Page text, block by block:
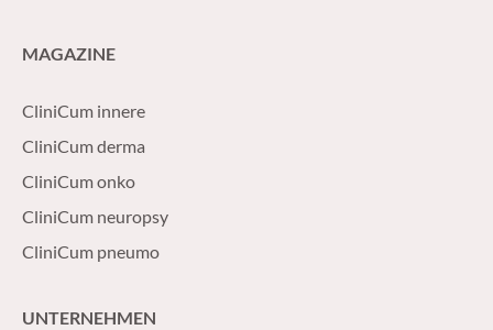
MAGAZINE
CliniCum innere
CliniCum derma
CliniCum onko
CliniCum neuropsy
CliniCum pneumo
UNTERNEHMEN